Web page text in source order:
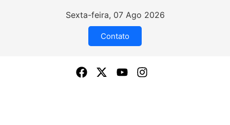
Sexta-feira, 07 Ago 2026
Contato